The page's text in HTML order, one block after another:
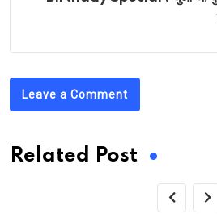
Leave a Comment
Related Post